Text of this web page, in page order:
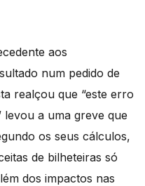
aos
num pedido de
realçou que “este erro
a uma greve que
os seus cálculos,
de bilheteiras só
dos impactos nas